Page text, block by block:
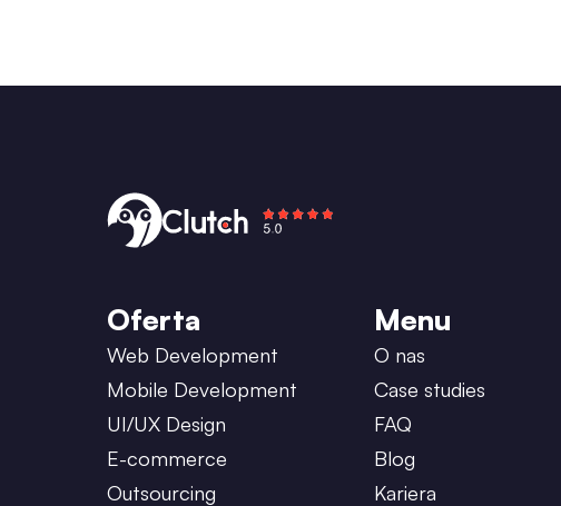
Oferta
Web Development
Mobile Development
UI/UX Design
E-commerce
Outsourcing
Menu
O nas
Case studies
FAQ
Blog
Kariera